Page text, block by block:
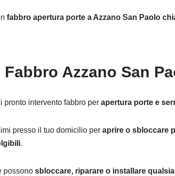
fabbro apertura porte a Azzano San Paolo
Azzano San
pronto intervento fabbro per apertura porte e
presso il tuo domicilio per aprire o sbloccare
.
possono sbloccare, riparare o installare